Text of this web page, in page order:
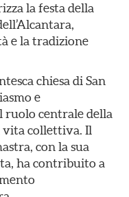
la festa della
e la tradizione
chiesa di San
e
ruolo centrale della
vita collettiva. Il
con la sua
ha contribuito a